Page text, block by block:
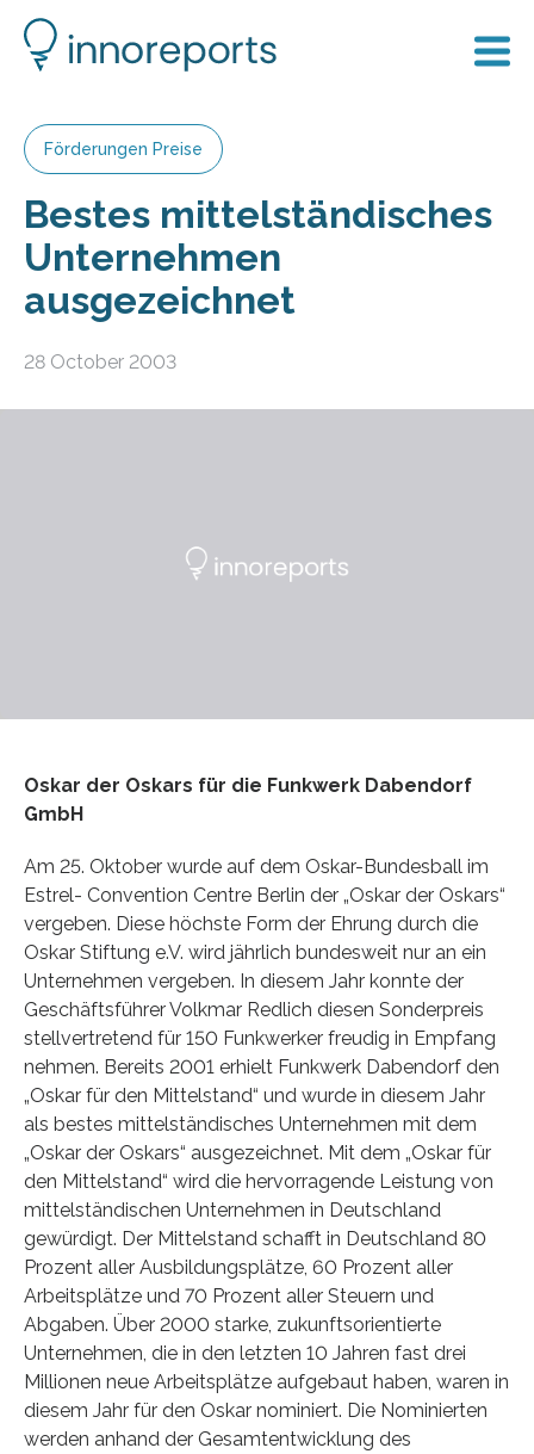
Förderungen Preise
Bestes mittelständisches
Unternehmen
ausgezeichnet
28 October 2003
Oskar der Oskars für die Funkwerk Dabendorf
GmbH
Am 25. Oktober wurde auf dem Oskar-Bundesball im
Estrel- Convention Centre Berlin der „Oskar der Oskars“
vergeben. Diese höchste Form der Ehrung durch die
Oskar Stiftung e.V. wird jährlich bundesweit nur an ein
Unternehmen vergeben. In diesem Jahr konnte der
Geschäftsführer Volkmar Redlich diesen Sonderpreis
stellvertretend für 150 Funkwerker freudig in Empfang
nehmen. Bereits 2001 erhielt Funkwerk Dabendorf den
„Oskar für den Mittelstand“ und wurde in diesem Jahr
als bestes mittelständisches Unternehmen mit dem
„Oskar der Oskars“ ausgezeichnet. Mit dem „Oskar für
den Mittelstand“ wird die hervorragende Leistung von
mittelständischen Unternehmen in Deutschland
gewürdigt. Der Mittelstand schafft in Deutschland 80
Prozent aller Ausbildungsplätze, 60 Prozent aller
Arbeitsplätze und 70 Prozent aller Steuern und
Abgaben. Über 2000 starke, zukunftsorientierte
Unternehmen, die in den letzten 10 Jahren fast drei
Millionen neue Arbeitsplätze aufgebaut haben, waren in
diesem Jahr für den Oskar nominiert. Die Nominierten
werden anhand der Gesamtentwicklung des